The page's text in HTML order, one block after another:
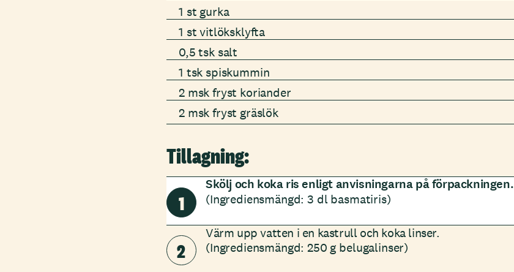
1 st gurka
1 st vitlöksklyfta
0,5 tsk salt
1 tsk spiskummin
2 msk fryst koriander
2 msk fryst gräslök
Tillagning:
1
Skölj och koka ris enligt anvisningarna på förpackningen.
(Ingrediensmängd: 3 dl basmatiris)
2
Värm upp vatten i en kastrull och koka linser.
(Ingrediensmängd: 250 g belugalinser)